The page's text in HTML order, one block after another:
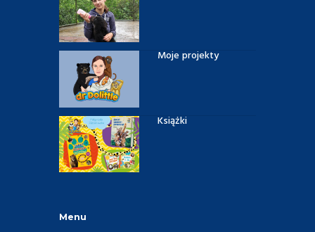
Moje projekty
Książki
Menu